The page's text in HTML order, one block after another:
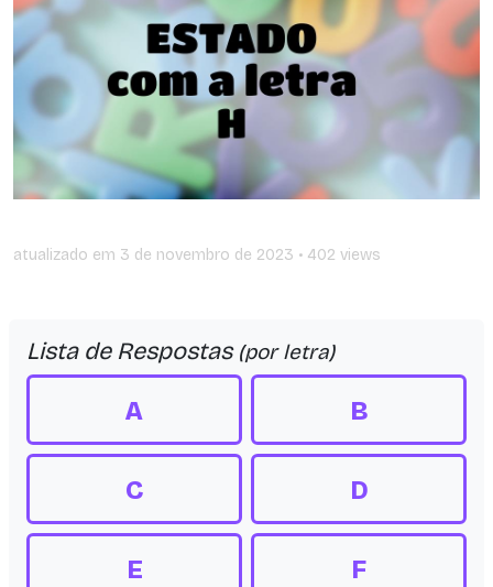
atualizado em 3 de novembro de 2023 • 402 views
Lista de Respostas (por letra)
A B
C D
E F